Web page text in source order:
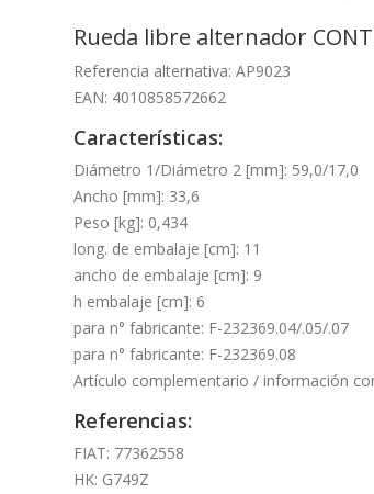
Rueda libre alternador
Referencia alternativa: AP9023
EAN: 4010858572662
Características:
Diámetro 1/Diámetro 2 [mm]: 59,0/17,0
Ancho [mm]: 33,6
Peso [kg]: 0,434
long. de embalaje [cm]: 11
ancho de embalaje [cm]: 9
h embalaje [cm]: 6
para n° fabricante: F-232369.04/.05/.07
para n° fabricante: F-232369.08
Artículo complementario / información
Referencias:
FIAT: 77362558
HK: G749Z